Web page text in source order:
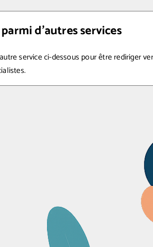
d’autres services
service ci-dessous pour être rediriger